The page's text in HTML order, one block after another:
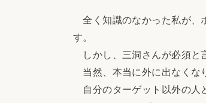
全く知識のなかった私が、
す。
しかし、三洞さんが必須と
当然、本当に外に出なくな
自分のターゲット以外の人